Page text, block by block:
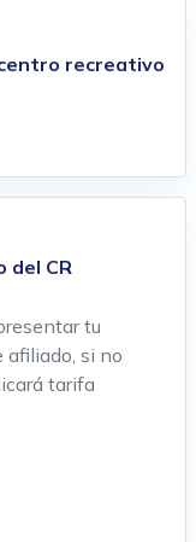
recreativo
del CR
tu
afiliado, si no
tarifa